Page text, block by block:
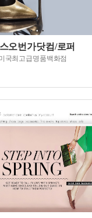
오번가닷컴/로퍼
국최고급명품백화점